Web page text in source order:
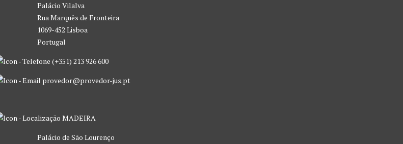
Palácio Vilalva
Rua Marquês de Fronteira
1069-452 Lisboa
Portugal
(+351) 213 926 600
provedor@provedor-jus.pt
MADEIRA
Palácio de São Lourenço